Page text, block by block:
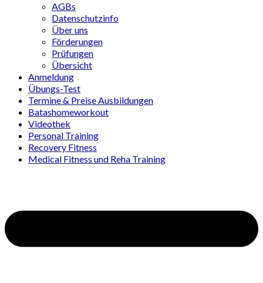
AGBs
Datenschutzinfo
Über uns
Förderungen
Prüfungen
Übersicht
Anmeldung
Übungs-Test
Termine & Preise Ausbildungen
Batashomeworkout
Videothek
Personal Training
Recovery Fitness
Medical Fitness und Reha Training